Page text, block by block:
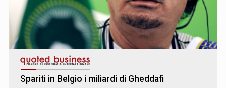
Spariti in Belgio i miliardi di Gheddafi